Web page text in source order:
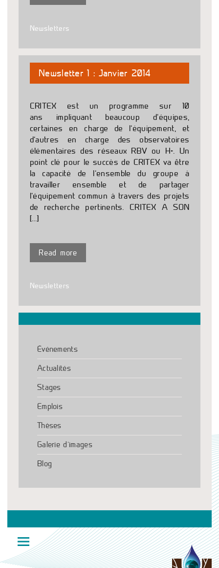
Newsletters
Newsletter 1 : Janvier 2014
CRITEX est un programme sur 10
ans impliquant beaucoup d’équipes,
certaines en charge de l’équipement, et
d’autres en charge des observatoires
élémentaires des réseaux RBV ou H+. Un
point clé pour le succès de CRITEX va être
la capacité de l’ensemble du groupe à
travailler ensemble et de partager
l’équipement commun à travers des projets
de recherche pertinents. CRITEX A SON
[…]
Read more
Newsletters
Événements
Actualités
Stages
Emplois
Thèses
Galerie d’images
Blog